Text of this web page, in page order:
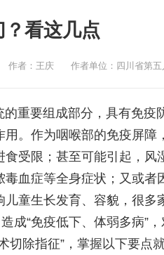
？看这几点
作者：王庆 作者单位：四川省第
的重要组成部分，具有免
。作为咽喉部的免疫屏
受限；甚至可能引起，风
血症等全身症状；又或
儿童生长发育、容貌，很
成“免疫低下、体弱多病”
切除指征”，掌握以下要点